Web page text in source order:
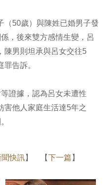
（50歲）與陳姓已婚男子發
，後來雙方感情生變，呂
陳男則坦承與呂女交往5
告訴。
證據，認為呂女未遭性
害他人家庭生活達5年之
快訊】 【下一篇 】